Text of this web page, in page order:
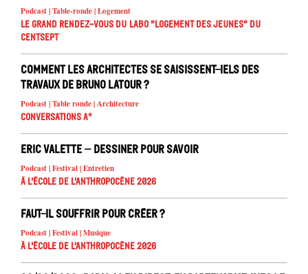
Podcast | Table-ronde | Logement
Le Grand Rendez-vous du Labo "Logement des jeunes" du
Centsept
Comment les architectes se saisissent-iels des
travaux de Bruno Latour ?
Podcast | Table ronde | Architecture
Conversations A°
Eric Valette – Dessiner pour savoir
Podcast | Festival | Entretien
À l'école de l'Anthropocène 2026
Faut-il souffrir pour créer ?
Podcast | Festival | Musique
À l'école de l'Anthropocène 2026